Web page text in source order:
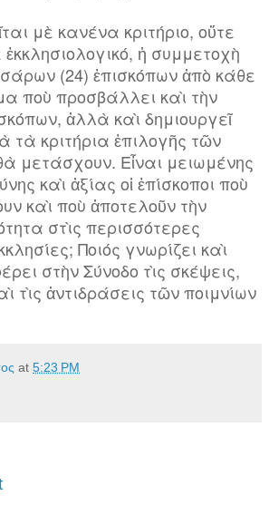
μὲ κανένα κριτήριο, οὔτε
ἐκκλησιολογικό, ἡ συμμετοχὴ
(24) ἐπισκόπων ἀπὸ κάθε
ποὺ προσβάλλει καὶ τὴν
ἀλλὰ καὶ δημιουργεῖ
τὰ κριτήρια ἐπιλογῆς τῶν
μετάσχουν. Εἶναι μειωμένης
καὶ ἀξίας οἱ ἐπίσκοποι ποὺ
καὶ ποὺ ἀποτελοῦν τὴν
στὶς περισσότερες
Ποιός γνωρίζει καὶ
στὴν Σύνοδο τὶς σκέψεις,
τὶς ἀντιδράσεις τῶν ποιμνίων
at 5:23 PM